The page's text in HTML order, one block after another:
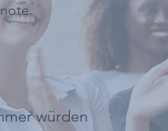
würden